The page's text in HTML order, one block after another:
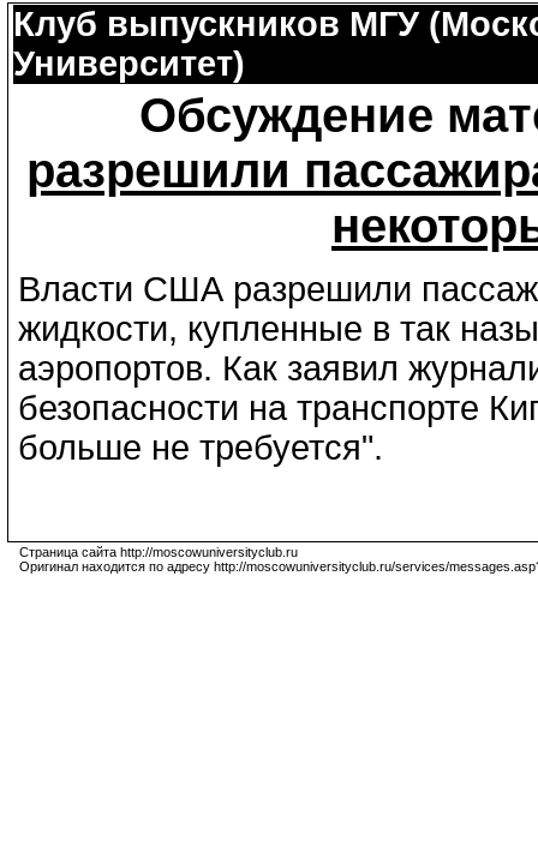
Клуб выпускников МГУ
Университет)
Обсуждение
разрешили
Власти США разрешили
жидкости, купленные в так
аэропортов. Как заявил
безопасности на транспорте
больше не требуется".
Страница сайта http://moscowuniversityclub.ru
Оригинал находится по адресу http://moscowuniversityclub.ru/services/